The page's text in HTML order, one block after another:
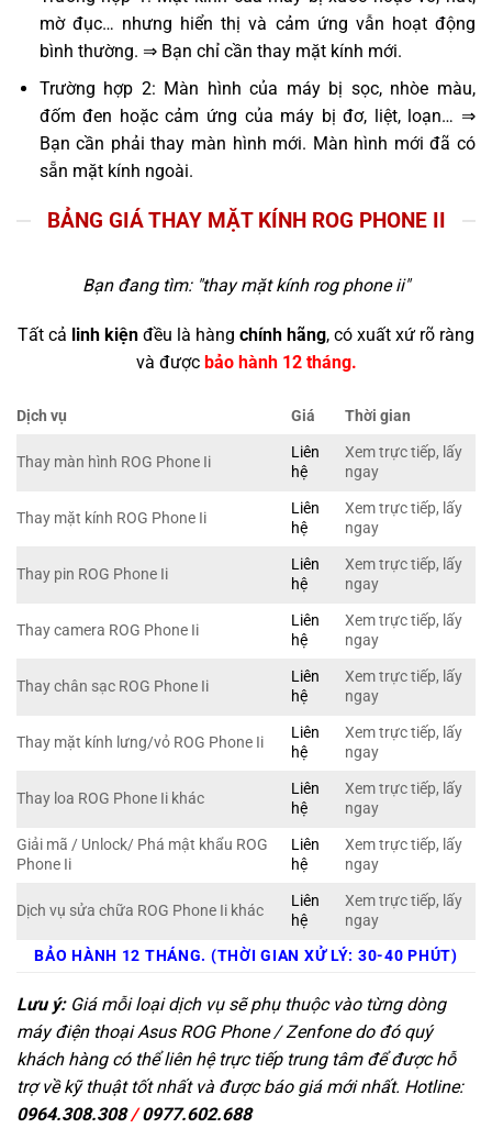
mờ đục… nhưng hiển thị và cảm ứng vẫn hoạt động
bình thường. ⇒ Bạn chỉ cần thay mặt kính mới.
Trường hợp 2: Màn hình của máy bị sọc, nhòe màu,
đốm đen hoặc cảm ứng của máy bị đơ, liệt, loạn… ⇒
Bạn cần phải thay màn hình mới. Màn hình mới đã có
sẵn mặt kính ngoài.
BẢNG GIÁ THAY MẶT KÍNH ROG PHONE II
Bạn đang tìm: "thay mặt kính rog phone ii"
Tất cả linh kiện đều là hàng chính hãng, có xuất xứ rõ ràng
và được bảo hành 12 tháng.
Dịch vụ Giá Thời gian
Thay màn hình ROG Phone Ii
Liên
hệ
Xem trực tiếp, lấy
ngay
Thay mặt kính ROG Phone Ii
Liên
hệ
Xem trực tiếp, lấy
ngay
Thay pin ROG Phone Ii
Liên
hệ
Xem trực tiếp, lấy
ngay
Thay camera ROG Phone Ii
Liên
hệ
Xem trực tiếp, lấy
ngay
Thay chân sạc ROG Phone Ii
Liên
hệ
Xem trực tiếp, lấy
ngay
Thay mặt kính lưng/vỏ ROG Phone Ii
Liên
hệ
Xem trực tiếp, lấy
ngay
Thay loa ROG Phone Ii khác
Liên
hệ
Xem trực tiếp, lấy
ngay
Giải mã / Unlock/ Phá mật khẩu ROG
Phone Ii
Liên
hệ
Xem trực tiếp, lấy
ngay
Dịch vụ sửa chữa ROG Phone Ii khác
Liên
hệ
Xem trực tiếp, lấy
ngay
BẢO HÀNH 12 THÁNG. (THỜI GIAN XỬ LÝ: 30-40 PHÚT)
Lưu ý:Giá mỗi loại dịch vụ sẽ phụ thuộc vào từng dòng
máy điện thoại Asus ROG Phone / Zenfone do đó quý
khách hàng có thể liên hệ trực tiếp trung tâm để được hỗ
trợ về kỹ thuật tốt nhất và được báo giá mới nhất. Hotline:
0964.308.308/0977.602.688